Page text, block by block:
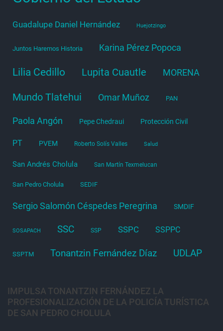
Guadalupe Daniel Hernández Huejotzingo
Juntos Haremos Historia Karina Pérez Popoca
Lilia Cedillo Lupita Cuautle MORENA
Mundo Tlatehui Omar Muñoz PAN
Paola Angón Pepe Chedraui Protección Civil
PT PVEM Roberto Solís Valles Salud
San Andrés Cholula San Martín Texmelucan
San Pedro Cholula SEDIF
Sergio Salomón Céspedes Peregrina SMDIF
SOSAPACH SSC SSP SSPC SSPPC
SSPTM Tonantzin Fernández Díaz UDLAP
IMPULSA TONANTZIN FERNÁNDEZ LA
PROFESIONALIZACIÓN DE LA POLICÍA TURÍSTICA
DE SAN PEDRO CHOLULA